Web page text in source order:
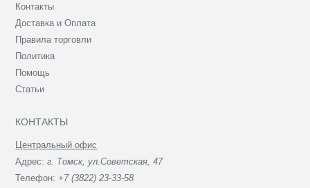
Контакты
Доставка и Оплата
Правила торговли
Политика
Помощь
Статьи
КОНТАКТЫ
Центральный офис
Адрес:г. Томск, ул.Советская, 47
Телефон: +7 (3822) 23-33-58